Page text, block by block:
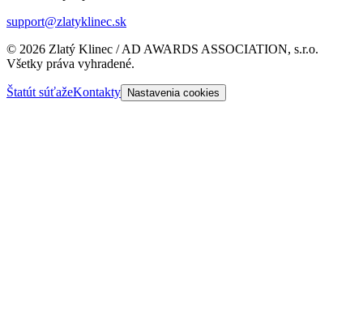
support@zlatyklinec.sk
© 2026 Zlatý Klinec / AD AWARDS ASSOCIATION, s.r.o.
Všetky práva vyhradené.
Štatút súťažeKontakty Nastavenia cookies